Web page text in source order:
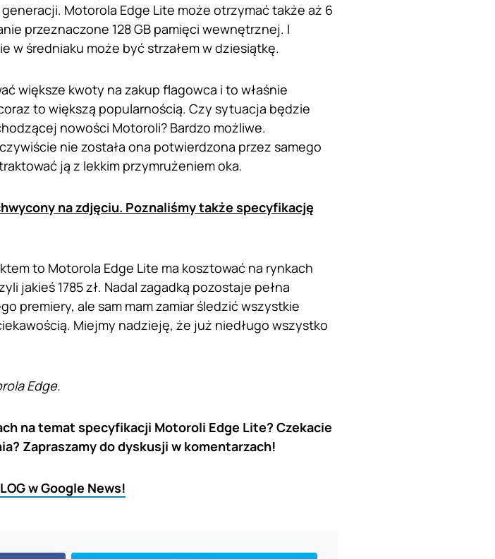
Motorola Edge Lite może otrzymać także aż 6
przeznaczone 128 GB pamięci wewnętrznej. I
w średniaku może być strzałem w dziesiątkę.
większe kwoty na zakup flagowca i to właśnie
to większą popularnością. Czy sytuacja będzie
nowości Motoroli? Bardzo możliwe.
nie została ona potwierdzona przez samego
ją z lekkim przymrużeniem oka.
na zdjęciu. Poznaliśmy także specyfikację
to Motorola Edge Lite ma kosztować na rynkach
jakieś 1785 zł. Nadal zagadką pozostaje pełna
premiery, ale sam mam zamiar śledzić wszystkie
Miejmy nadzieję, że już niedługo wszystko
Edge.
na temat specyfikacji Motoroli Edge Lite? Czekacie
Zapraszamy do dyskusji w komentarzach!
w Google News!